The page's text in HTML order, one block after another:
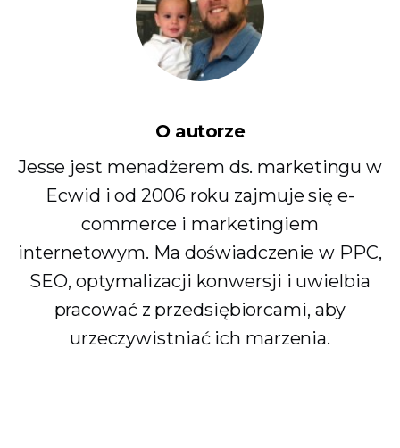
O autorze
Jesse jest menadżerem ds. marketingu w
Ecwid i od 2006 roku zajmuje się e-
commerce i marketingiem
internetowym. Ma doświadczenie w PPC,
SEO, optymalizacji konwersji i uwielbia
pracować z przedsiębiorcami, aby
urzeczywistniać ich marzenia.